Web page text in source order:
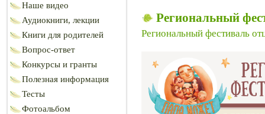
Наше видео
Аудиокниги, лекции
Книги для родителей
Вопрос-ответ
Конкурсы и гранты
Полезная информация
Тесты
Фотоальбом
Региональный
Региональный фестиваль